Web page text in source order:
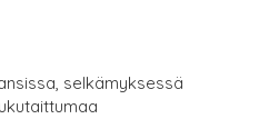
selkämyksessä